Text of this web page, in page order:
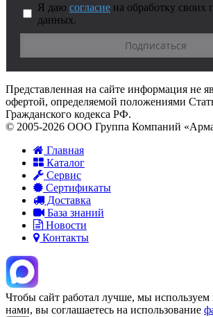
Я даю согласие на обработку своих
данных.
Представленная на сайте информация не
офертой, определяемой положениями
Гражданского кодекса РФ.
© 2005-2026 ООО Группа Компаний
Главная
Каталог
Сервис
Сертификаты
Доставка
База знаний
Новости
Контакты
Чтобы сайт работал лучше, мы используем
нами, вы соглашаетесь на использование